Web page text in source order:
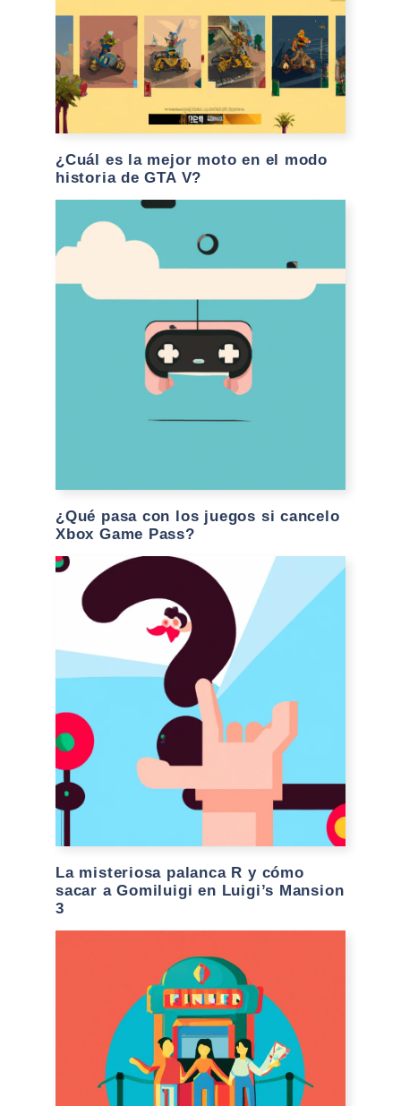
¿Cuál es la mejor moto en el modo
historia de GTA V?
¿Qué pasa con los juegos si cancelo
Xbox Game Pass?
La misteriosa palanca R y cómo
sacar a Gomiluigi en Luigi’s Mansion
3